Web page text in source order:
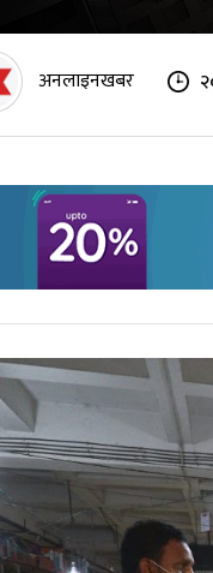
अनलाइनखबर